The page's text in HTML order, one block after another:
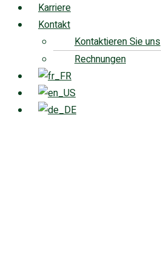
Karriere
Kontakt
Kontaktieren Sie uns
Rechnungen